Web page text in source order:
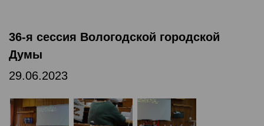
36-я сессия Вологодской городской
Думы
29.06.2023